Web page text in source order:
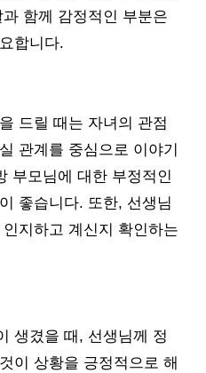
함께 감정적인 부분은
합니다.
드릴 때는 자녀의 관점
관계를 중심으로 이야기
부모님에 대한 부정적인
좋습니다. 또한, 선생님
지하고 계신지 확인하는
생겼을 때, 선생님께 정
이 상황을 긍정적으로 해